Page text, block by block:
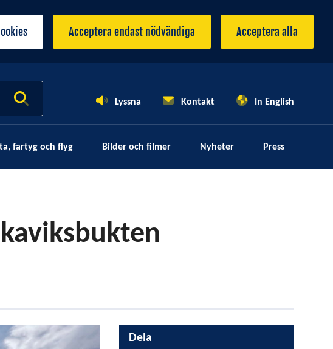
Acceptera endast nödvändiga Acceptera alla
Lyssna Kontakt In English
fartyg och flyg Bilder och filmer Nyheter Press
Dela